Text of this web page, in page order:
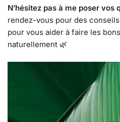
N’hésitez pas à me poser vos
rendez-vous pour des
pour vous aider à faire les
naturellement 🌿